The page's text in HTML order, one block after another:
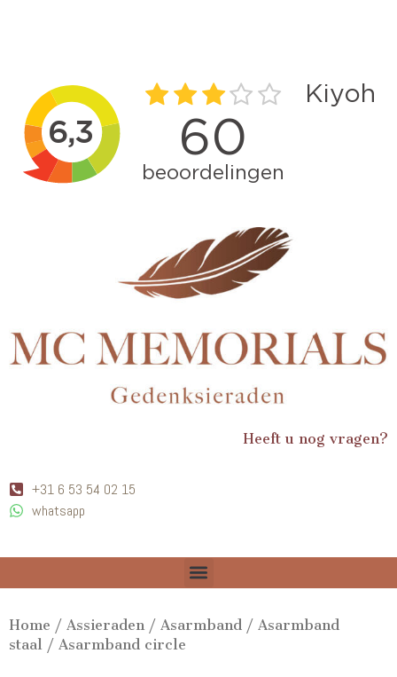
Heeft u nog vragen?
+31 6 53 54 02 15
whatsapp
Home / Assieraden / Asarmband / Asarmband
staal / Asarmband circle